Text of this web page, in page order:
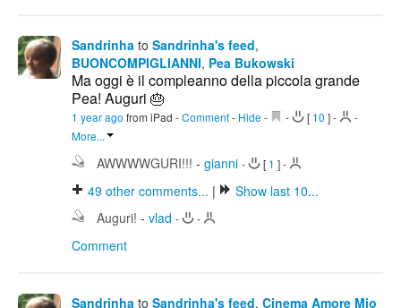
Sandrinha to Sandrinha's feed,
BUONCOMPIGLIANNI, Pea Bukowski
Ma oggi è il compleanno della piccola grande
Pea! Auguri 🎂
1 year ago from iPad -Comment- Hide - - [ 10 ]-
-
More...
AWWWWGURI!!! - gianni - [ 1 ]-
49 other comments... |
Show last 10...
Auguri! - vlad - -
Comment
Sandrinha to Sandrinha's feed, Cinema Amore Mio